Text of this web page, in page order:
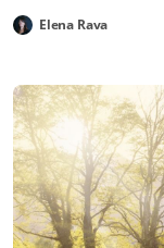
Elena Rava